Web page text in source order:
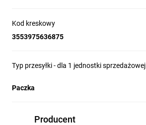
Kod kreskowy
3553975636875
Typ przesyłki - dla 1 jednostki sprzedażowej
Paczka
Producent